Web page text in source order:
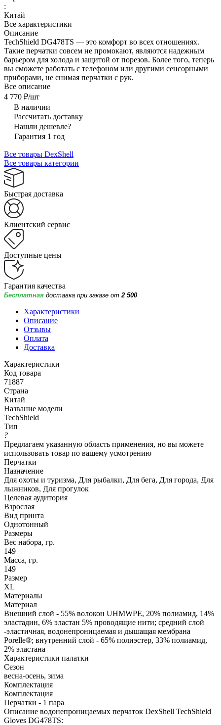
:
Китай
Все характеристики
Описание
TechShield DG478TS — это комфорт во всех отношениях.
Такие перчатки совсем не промокают, являются надежным
барьером для холода и защитой от порезов. Более того, теперь
вы сможете работать с телефоном или другими сенсорными
приборами, не снимая перчатки с рук.
Все описание
4 770 ₽/шт
В наличии
Рассчитать доставку
Нашли дешевле?
Гарантия 1 год
Все товары DexShell
Все товары категории
Быстрая доставка
Клиентский сервис
Доступные цены
Гарантия качества
Бесплатная доставка при заказе от 2 500
Характеристики
Описание
Отзывы
Оплата
Доставка
Характеристики
Код товара
71887
Страна
Китай
Название модели
TechShield
Тип
?
Предлагаем указанную область применения, но вы можете
использовать товар по вашему усмотрению
Перчатки
Назначение
Для охоты и туризма, Для рыбалки, Для бега, Для города, Для
лыжников, Для прогулок
Целевая аудитория
Взрослая
Вид принта
Однотонный
Размеры
Вес набора, гр.
149
Масса, гр.
149
Размер
XL
Материалы
Материал
Внешний слой - 55% волокон UHMWPE, 20% полиамид, 14%
эластадин, 6% эластан 5% проводящие нити; средний слой
-эластичная, водонепроницаемая и дышащая мембрана
Porelle®; внутренний слой - 65% полиэстер, 33% полиамид,
2% эластана
Характеристики палатки
Сезон
весна-осень, зима
Комплектация
Комплектация
Перчатки - 1 пара
Описание водонепроницаемых перчаток DexShell TechShield
Gloves DG478TS: